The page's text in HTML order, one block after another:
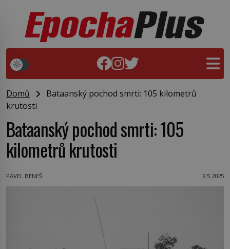
Domů
Bataanský pochod smrti: 105 kilometrů
krutosti
Bataanský pochod smrti: 105
kilometrů krutosti
PAVEL BENEŠ 9.5.2025